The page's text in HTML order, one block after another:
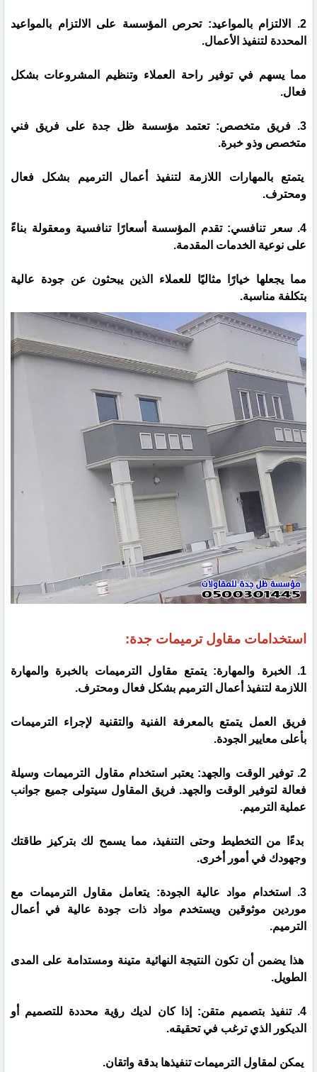
2. الالتزام بالمواعيد: تحرص المؤسسة على الالتزام بالمواعيد
المحددة لتنفيذ الأعمال.
مما يسهم في توفير راحة العملاء وتنظيم المشروعات بشكل
فعال.
3. فريق متخصص: تعتمد مؤسسة ظل جدة على فريق فني
متخصص وذو خبرة.
يتمتع بالمهارات اللازمة لتنفيذ أعمال الترميم بشكل فعال
ومحترف.
4. سعر تنافسي: تقدم المؤسسة أسعارًا تنافسية ومعقولة بناءً
على نوعية الخدمات المقدمة.
مما يجعلها خيارًا مثاليًا للعملاء الذين يبحثون عن جودة عالية
بتكلفة مناسبة.
استخدامات مقاول ترميمات جدة:
1. الخبرة والمهارة: يتمتع مقاول الترميمات بالخبرة والمهارة
اللازمة لتنفيذ أعمال الترميم بشكل فعال ومحترف.
فريق العمل يتمتع بالمعرفة الفنية والتقنية لإجراء الترميمات
بأعلى معايير الجودة.
2. توفير الوقت والجهد: يعتبر استخدام مقاول الترميمات وسيلة
فعالة لتوفير الوقت والجهد. فريق المقاول سيتولى جميع جوانب
عملية الترميم.
بدءًا من التخطيط وحتى التنفيذ، مما يسمح لك بتركيز طاقتك
وجهودك في أمور أخرى.
3. استخدام مواد عالية الجودة: يتعامل مقاول الترميمات مع
موردين موثوقين ويستخدم مواد ذات جودة عالية في أعمال
الترميم.
هذا يضمن أن تكون النتيجة النهائية متينة ومستدامة على المدى
الطويل.
4. تنفيذ بتصميم متقن: إذا كان لديك رؤية محددة للتصميم أو
الديكور الذي ترغب في تحقيقه.
يمكن لمقاول الترميمات تنفيذها بدقة واتقان.